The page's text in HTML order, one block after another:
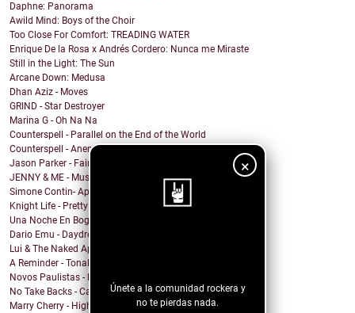
×
Únete a la comunidad rockera y
no te pierdas nada.
Daphne: Panorama
Awild Mind: Boys of the Choir
Too Close For Comfort: TREADING WATER
Enrique De la Rosa x Andrés Cordero: Nunca me Miraste
Still in the Light: The Sun
Arcane Down: Medusa
Dhan Aziz - Moves
GRIND - Star Destroyer
Marina G - Oh Na Na
Counterspell - Parallel on the End of the World
Counterspell - Anemone
Jason Parker - Fairy Bread
JENNY & ME - Music
Simone Contin- Apnea
Knight Life - Pretty Mother Fucker
Una Noche En Bogota - Despedida
Dario Emu - Daydream
Lui & The Naked Aphids - Lindsey Sue (Will You Mar...
A Reminder - Tonal Wakeup
Novos Paulistas - Num Piscar de Olhos
No Take Backs - Caught Up
Marry Cherry - High All Night